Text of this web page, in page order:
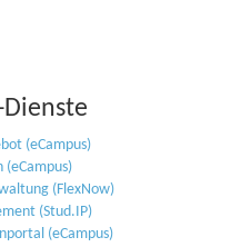
(eCampus)
(eCampus)
(FlexNow)
(Stud.IP)
(eCampus)